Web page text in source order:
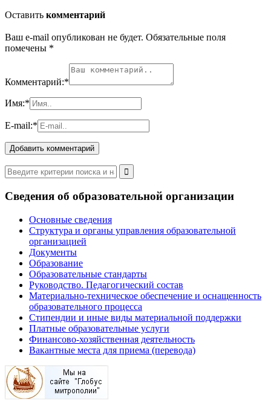
Оставить комментарий
Ваш e-mail опубликован не будет. Обязательные поля
помечены *
Комментарий:*
Имя:*
E-mail:*
Сведения об образовательной организации
Основные сведения
Структура и органы управления образовательной
организацией
Документы
Образование
Образовательные стандарты
Руководство. Педагогический состав
Материально-техническое обеспечение и оснащенность
образовательного процесса
Стипендии и иные виды материальной поддержки
Платные образовательные услуги
Финансово-хозяйственная деятельность
Вакантные места для приема (перевода)